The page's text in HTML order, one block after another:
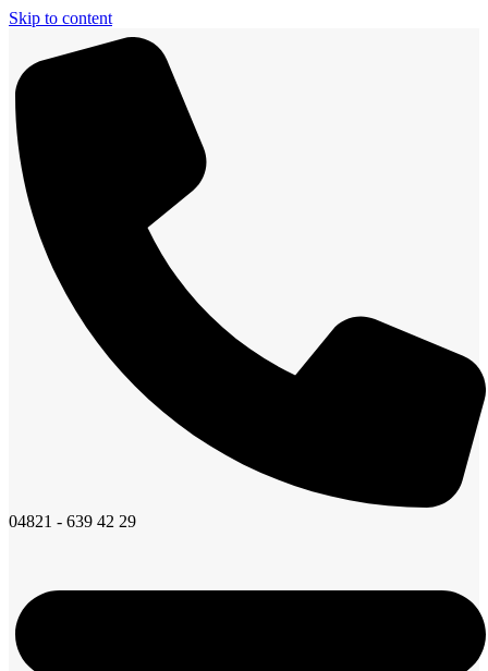
Skip to content
04821 - 639 42 29